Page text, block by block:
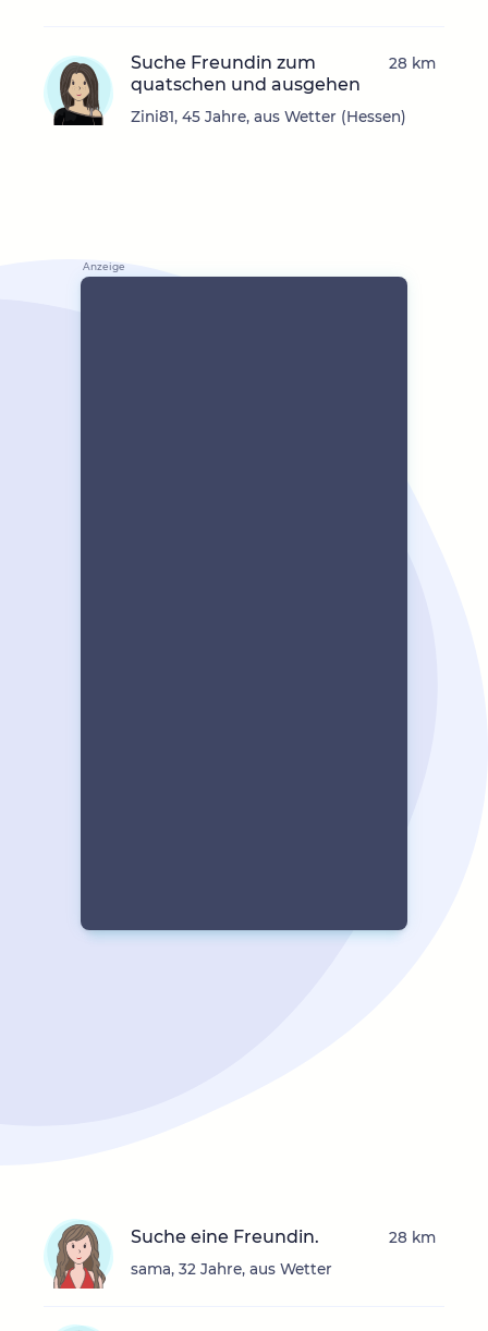
Suche Freundin zum
quatschen und ausgehen
Zini81, 45 Jahre, aus Wetter (Hessen)
28 km
Suche eine Freundin.
sama, 32 Jahre, aus Wetter
28 km